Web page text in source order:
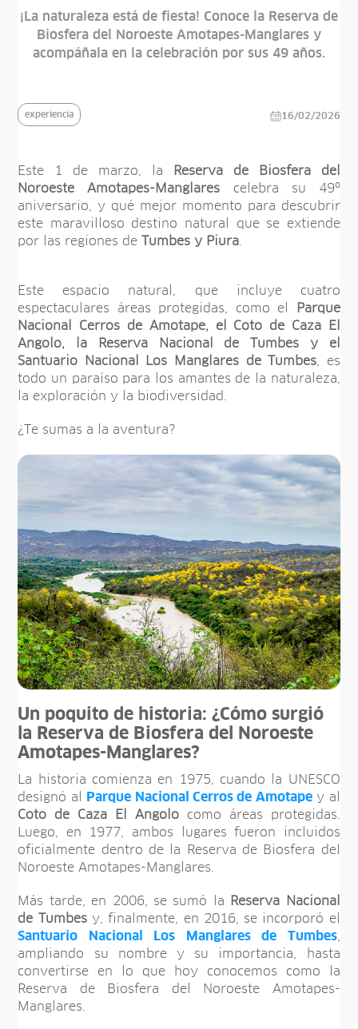
¡La naturaleza está de fiesta! Conoce la Reserva de
Biosfera del Noroeste Amotapes-Manglares y
acompáñala en la celebración por sus 49 años.
experiencia 16/02/2026
Este 1 de marzo, la
Reserva de Biosfera del
Noroeste Amotapes-Manglares celebra su 49º
aniversario, y qué mejor momento para descubrir
este maravilloso destino natural que se extiende
por las regiones deTumbes y Piura
Este espacio natural, que incluye cuatro
espectaculares áreas protegidas, como el
Parque
Nacional Cerros de Amotape, el Coto de Caza El
Angolo, la Reserva Nacional de Tumbes y el
Santuario Nacional Los Manglares de Tumbes , es
todo un paraíso para los amantes de la naturaleza,
la exploración y la biodiversidad.
¿Te sumas a la aventura?
Un poquito de historia: ¿Cómo surgió
la Reserva de Biosfera del Noroeste
Amotapes-Manglares?
La historia comienza en 1975, cuando la UNESCO
designó al
Parque Nacional Cerros de Amotapey al
Coto de Caza El Angolocomo áreas protegidas.
Luego, en 1977, ambos lugares fueron incluidos
oficialmente dentro de la Reserva de Biosfera del
Noroeste Amotapes-Manglares.
Más tarde, en 2006, se sumó la
Reserva Nacional
de Tumbesy, finalmente, en 2016, se incorporó el
Santuario Nacional Los Manglares de Tumbes,
ampliando su nombre y su importancia, hasta
convertirse en lo que hoy conocemos como la
Reserva de Biosfera del Noroeste Amotapes-
Manglares.